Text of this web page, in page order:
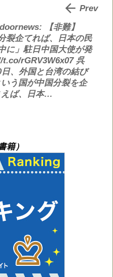
【非難】
裂企てれば、日本の民
に」駐日中国大使が発
rGRV3W6x07 呉
、外国と台湾の結び
う国が中国分裂を企
えば、日本…
 Prev
籍）